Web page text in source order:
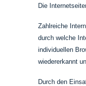
Die
Zahlreiche
durch welche
individuellen
wiedererkannt
Durch den